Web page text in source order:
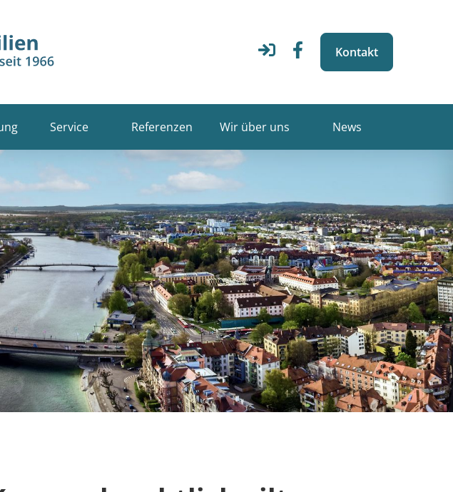
Kontakt
Service Referenzen Wir über uns News